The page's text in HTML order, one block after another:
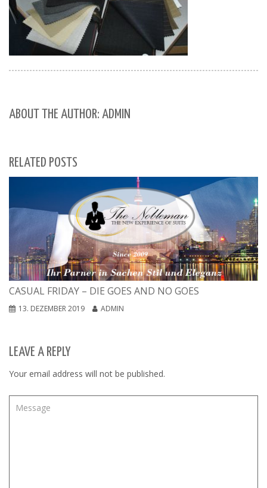
ABOUT THE AUTHOR: ADMIN
RELATED POSTS
CASUAL FRIDAY – DIE GOES AND NO GOES
13. DEZEMBER 2019 ADMIN
LEAVE A REPLY
Your email address will not be published.